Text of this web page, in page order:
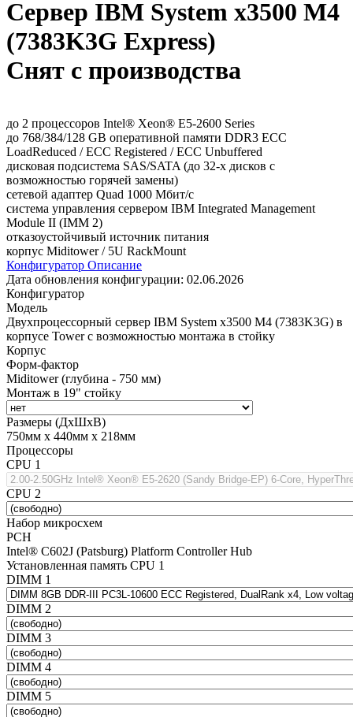
Сервер IBM System x3500 M4
(7383K3G Express)
Снят с производства
до 2 процессоров Intel® Xeon® E5-2600 Series
до 768/384/128 GB оперативной памяти DDR3 ECC
LoadReduced / ECC Registered / ECC Unbuffered
дисковая подсистема SAS/SATA (до 32-х дисков с
возможностью горячей замены)
сетевой адаптер Quad 1000 Мбит/с
система управления сервером IBM Integrated Management
Module II (IMM 2)
отказоустойчивый источник питания
корпус Miditower / 5U RackMount
Конфигуратор Описание
Дата обновления конфигурации: 02.06.2026
Конфигуратор
Модель
Двухпроцессорный сервер IBM System x3500 M4 (7383K3G) в
корпусе Tower с возможностью монтажа в стойку
Корпус
Форм-фактор
Miditower (глубина - 750 мм)
Монтаж в 19" стойку
Размеры (ДхШхВ)
750мм х 440мм х 218мм
Процессоры
CPU 1
CPU 2
Набор микросхем
PCH
Intel® C602J (Patsburg) Platform Controller Hub
Установленная память CPU 1
DIMM 1
DIMM 2
DIMM 3
DIMM 4
DIMM 5